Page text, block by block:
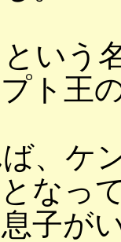
いう
ト王
、ケ
なっ
子が